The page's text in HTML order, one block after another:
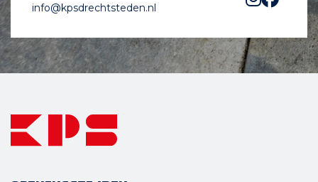
info@kpsdrechtsteden.nl